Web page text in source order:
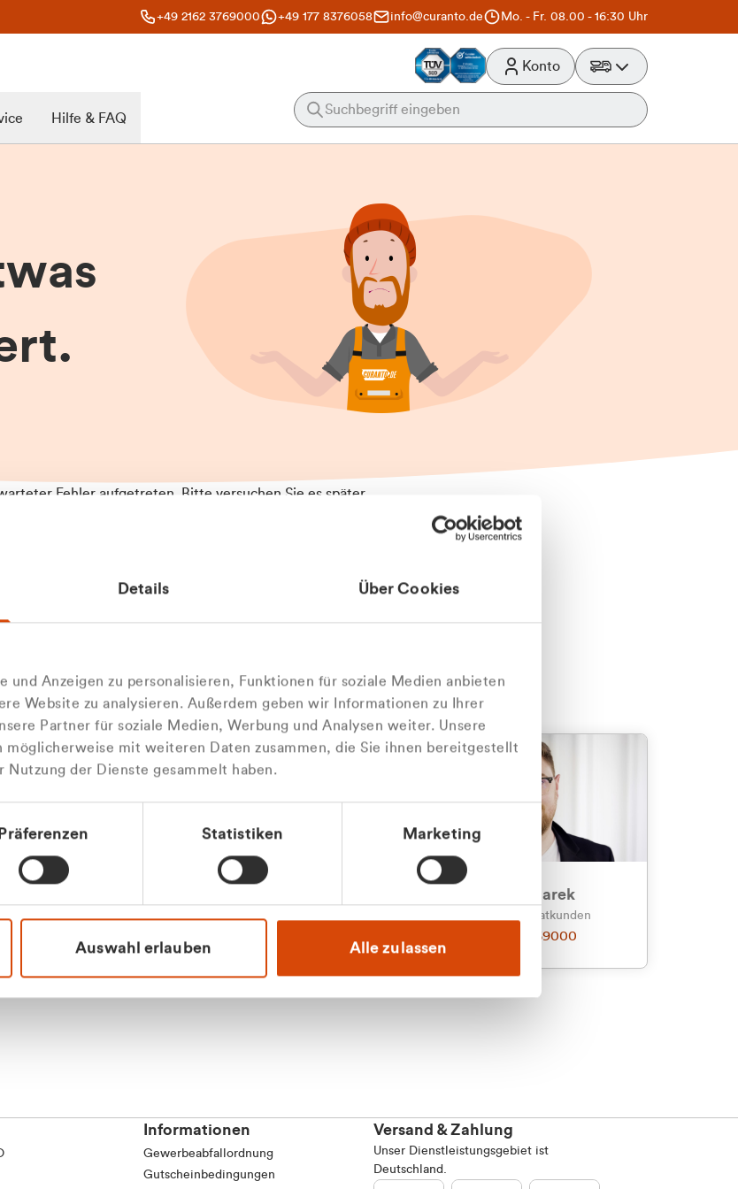
Details Über Cookies
und Anzeigen zu personalisieren, Funktionen für soziale Medien anbieten
Website zu analysieren. Außerdem geben wir Informationen zu Ihrer
Partner für soziale Medien, Werbung und Analysen weiter. Unsere
möglicherweise mit weiteren Daten zusammen, die Sie ihnen bereitgestellt
Nutzung der Dienste gesammelt haben.
Präferenzen Statistiken Marketing
Auswahl erlauben Alle zulassen
+49 2162 3769000 +49 177 8376058 info@curanto.de Mo. - Fr. 08.00 - 16:30 Uhr
Sie?
MwSt.)
(exkl. MwSt.)
Konto
Hilfe & FAQ
Fehler aufgetreten. Bitte versuchen Sie es später
an. Wir entschuldigen uns für eventuelle
Sie uns persönlich
Wir sind gerne für Sie da
Julian Marek
Vertrieb - Privatkunden
0216 237 69000
Informationen
Gewerbeabfallordnung
Gutscheinbedingungen
Versand & Zahlung
Unser Dienstleistungsgebiet ist
Deutschland.